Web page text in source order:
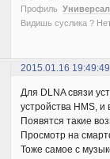
Профиль
Видишь суслика ?
2015.01.16 19:49:49
Для DLNA связи
устройства HMS,
Появятся такие
Просмотр на
Тоже самое с